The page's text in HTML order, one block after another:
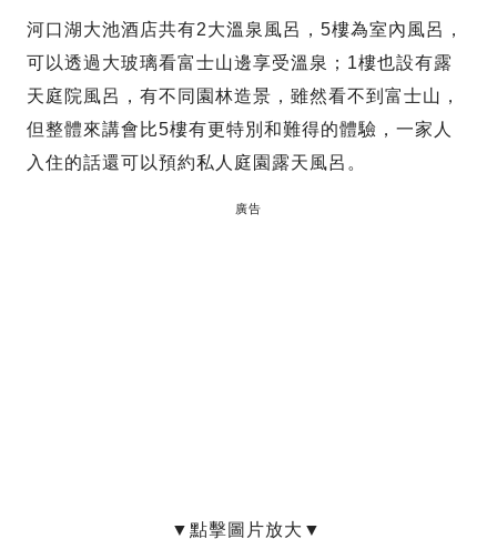
河口湖大池酒店共有2大溫泉風呂，5樓為室內風呂，
可以透過大玻璃看富士山邊享受溫泉；1樓也設有露
天庭院風呂，有不同園林造景，雖然看不到富士山，
但整體來講會比5樓有更特別和難得的體驗，一家人
入住的話還可以預約私人庭園露天風呂。
廣告